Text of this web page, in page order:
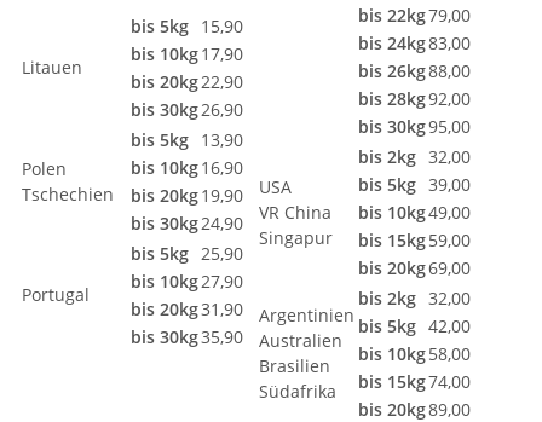
Litauen
bis 5kg 15,90
bis 10kg17,90
bis 20kg22,90
bis 30kg26,90
Polen
Tschechien
bis 5kg 13,90
bis 10kg16,90
bis 20kg19,90
bis 30kg24,90
Portugal
bis 5kg 25,90
bis 10kg27,90
bis 20kg31,90
bis 30kg35,90
bis 22kg79,00
bis 24kg83,00
bis 26kg88,00
bis 28kg92,00
bis 30kg95,00
USA
VR China
Singapur
bis 2kg 32,00
bis 5kg 39,00
bis 10kg49,00
bis 15kg59,00
bis 20kg69,00
Argentinien
Australien
Brasilien
Südafrika
bis 2kg 32,00
bis 5kg 42,00
bis 10kg58,00
bis 15kg74,00
bis 20kg89,00